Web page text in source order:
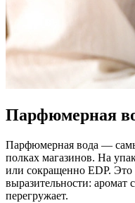
Парфюмерная
Парфюмерная вода —
полках магазинов. На
или сокращенно EDP. Это
выразительности:
перегружает.